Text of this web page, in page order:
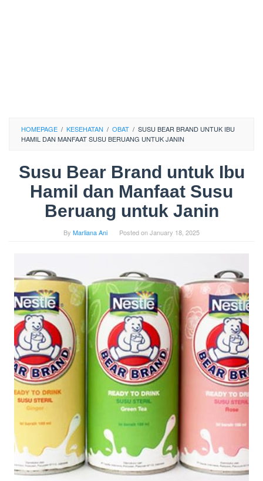
HOMEPAGE / KESEHATAN / OBAT / SUSU BEAR BRAND UNTUK IBU
HAMIL DAN MANFAAT SUSU BERUANG UNTUK JANIN
Susu Bear Brand untuk Ibu
Hamil dan Manfaat Susu
Beruang untuk Janin
By Marliana Ani Posted onJanuary 18, 2025